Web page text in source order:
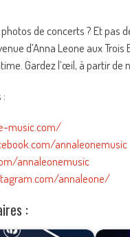
de concerts ? Et pas
d’Anna Leone aux
Gardez l’œil, à partir
:
music.com/
annaleonemusic
annaleonemusic
annaleone/
: